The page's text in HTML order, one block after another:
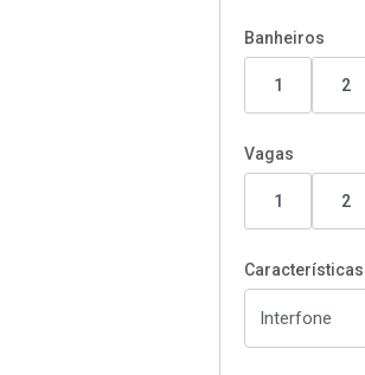
Banheiros
1 2
Vagas
1 2
Características